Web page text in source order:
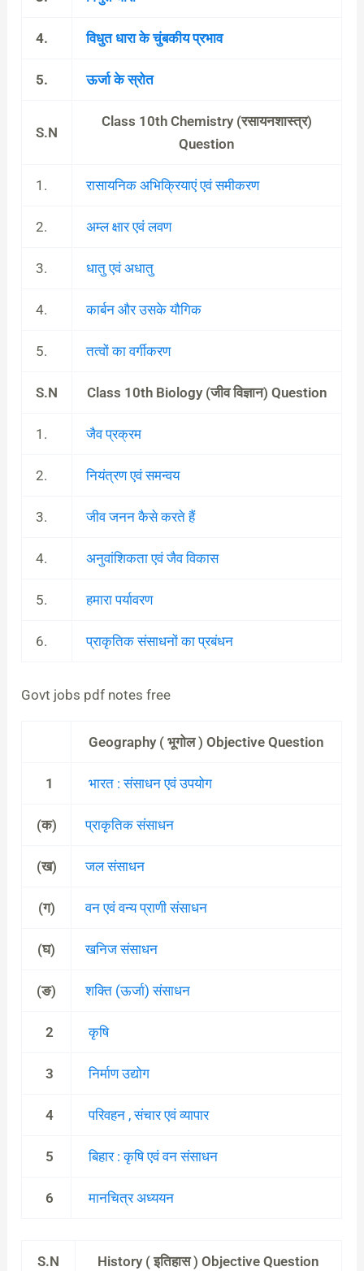
4. विधुत धारा के चुंबकीय प्रभाव
5. ऊर्जा के स्रोत
S.N
Class 10th Chemistry (रसायनशास्त्र)
Question
1. रासायनिक अभिक्रियाएं एवं समीकरण
2. अम्ल क्षार एवं लवण
3. धातु एवं अधातु
4. कार्बन और उसके यौगिक
5. तत्वों का वर्गीकरण
S.N Class 10th Biology (जीव विज्ञान) Question
1. जैव प्रक्रम
2. नियंत्रण एवं समन्वय
3. जीव जनन कैसे करते हैं
4. अनुवांशिकता एवं जैव विकास
5. हमारा पर्यावरण
6. प्राकृतिक संसाधनों का प्रबंधन
Govt jobs pdf notes free
Geography ( भूगोल ) Objective Question
1 भारत : संसाधन एवं उपयोग
(क) प्राकृतिक संसाधन
(ख) जल संसाधन
(ग) वन एवं वन्य प्राणी संसाधन
(घ) खनिज संसाधन
(ङ) शक्ति (ऊर्जा) संसाधन
2 कृषि
3 निर्माण उद्योग
4 परिवहन , संचार एवं व्यापार
5 बिहार : कृषि एवं वन संसाधन
6 मानचित्र अध्ययन
S.N History ( इतिहास ) Objective Question